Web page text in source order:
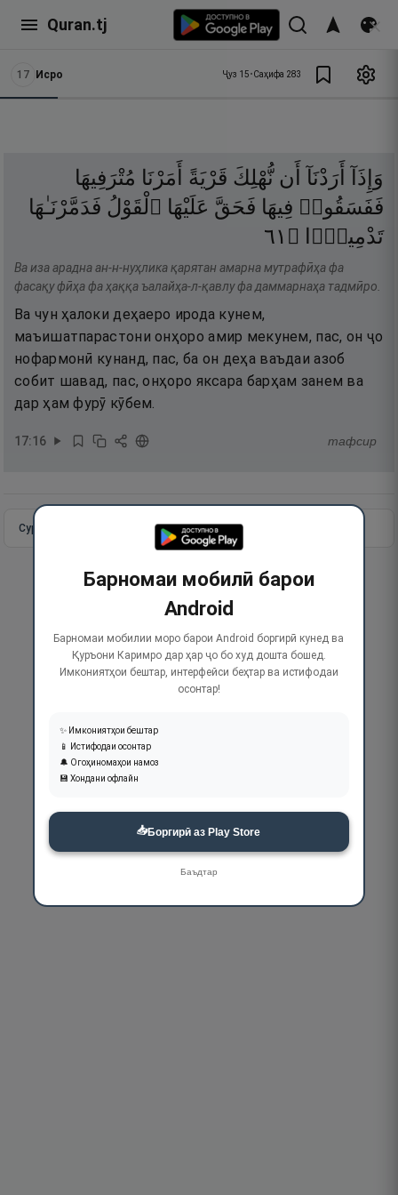
Quran.tj
17 Исро Ҷуз 15•Саҳифа 283
وَإِذَآ أَرَدْنَآ أَن نُّهْلِكَ قَرْيَةً أَمَرْنَا مُتْرَفِيهَا
فَفَسَقُوا۟ فِيهَا فَحَقَّ عَلَيْهَا ٱلْقَوْلُ فَدَمَّرْنَـٰهَا
تَدْمِيرًۭا
۝ ١٦
Ва иза арадна ан-н-нуҳлика қарятан амарна мутрафӣҳа фа
фасақу фӣҳа фа ҳаққа ъалайҳа-л-қавлу фа даммарнаҳа тадмӣро.
Ва чун ҳалоки деҳаеро ирода кунем,
маъишатпарастони онҳоро амир мекунем, пас, он ҷо
нофармонӣ кунанд, пас, ба он деҳа ваъдаи азоб
собит шавад, пас, онҳоро яксара барҳам занем ва
дар ҳам фурӯ кӯбем.
17:16 тафсир
Сураи пурра Идома додан
Барномаи мобилӣ барои
Android
Барномаи мобилии моро барои Android боргирӣ кунед ва
Қуръони Каримро дар ҳар ҷо бо худ дошта бошед.
Имкониятҳои бештар, интерфейси беҳтар ва истифодаи
осонтар!
✨ Имкониятҳои бештар
📱 Истифодаи осонтар
🔔 Огоҳиномаҳои намоз
💾 Хондани офлайн
📥Боргирӣ аз Play Store
Баъдтар